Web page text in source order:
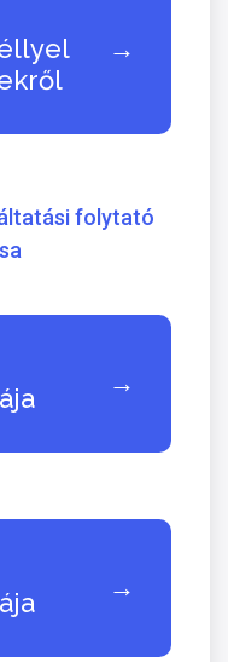
→
folytató
→
→